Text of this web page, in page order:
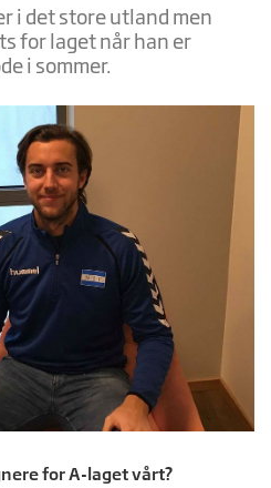
i det store utland men
for laget når han er
i sommer.
for A-laget vårt?